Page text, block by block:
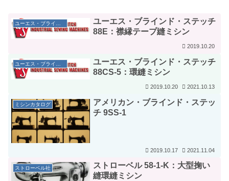
ユーエス・ブラインド・ステッチ社
ユーエス・ブラインド・ステッチ
88E：襟縁テープ縫ミシン
2019.10.20
ユーエス・ブラインド・ステッチ社
ユーエス・ブラインド・ステッチ
88CS-5：環縫ミシン
2019.10.20 2021.10.13
ミシンカタログ
アメリカン・ブラインド・ステッ
チ 9SS-1
2019.10.17 2021.11.04
ストローベル社
ストローベル 58-1-K：大型掬い
縫環縫ミシン